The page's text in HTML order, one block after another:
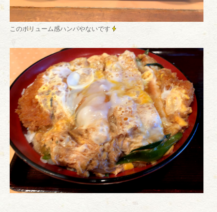
このボリューム感ハンパやないです